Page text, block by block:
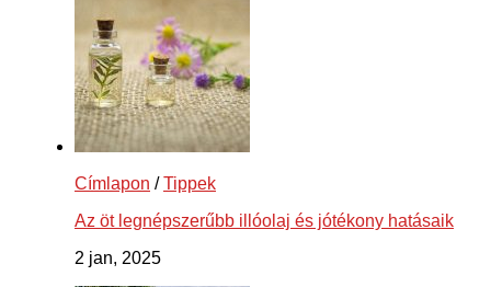
Címlapon /Tippek
Az öt legnépszerűbb illóolaj és jótékony hatásaik
2 jan, 2025